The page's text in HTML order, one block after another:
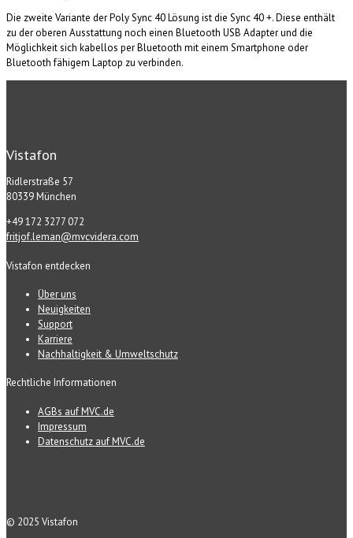
Die zweite Variante der Poly Sync 40 Lösung ist die Sync 40 +. Diese enthält
zu der oberen Ausstattung noch einen Bluetooth USB Adapter und die
Möglichkeit sich kabellos per Bluetooth mit einem Smartphone oder
Bluetooth fähigem Laptop zu verbinden.
Vistafon
Ridlerstraße 57
80339 München
+49 172 3277 072
fritjof.leman@mvcvidera.com
Vistafon entdecken
Über uns
Neuigkeiten
Support
Karriere
Nachhaltigkeit & Umweltschutz
Rechtliche Informationen
AGBs auf MVC.de
Impressum
Datenschutz auf MVC.de
© 2025 Vistafon